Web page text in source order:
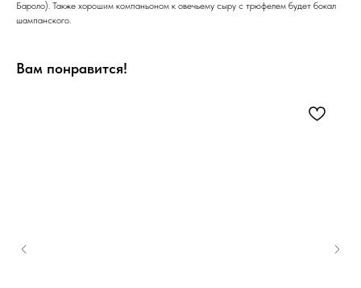
Бароло). Также хорошим компаньоном к овечьему сыру с трюфелем будет бокал
шампанского.
Вам понравится!